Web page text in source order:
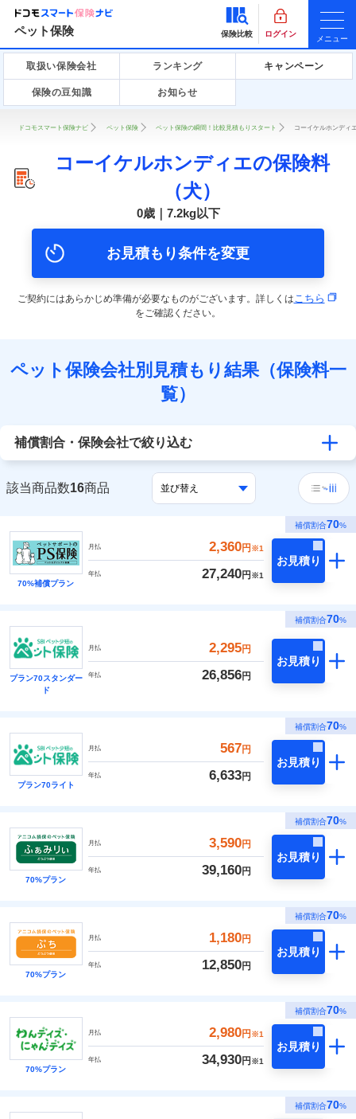
ペット保険 保険比較 ログイン
メニュー
取扱い保険会社 ランキング キャンペーン
保険の豆知識 お知らせ
ドコモスマート保険ナビ ペット保険 ペット保険の瞬間！比較見積もりスタート コーイケルホンディ
コーイケルホンディエの保険料
（犬）
0歳｜7.2kg以下
お見積もり条件を変更
ご契約にはあらかじめ準備が必要なものがございます。詳しくはこちら
をご確認ください。
ペット保険会社別見積もり結果（保険料一
覧）
補償割合・保険会社で絞り込む
該当商品数16商品
補償割合70%
70%補償プラン
月払 2,360円 ※1
年払 27,240円 ※1
お見積り
補償割合70%
プラン70スタンダー
ド
月払 2,295円
年払 26,856円
お見積り
補償割合70%
プラン70ライト
月払 567円
年払 6,633円
お見積り
補償割合70%
70%プラン
月払 3,590円
年払 39,160円
お見積り
補償割合70%
70%プラン
月払 1,180円
年払 12,850円
お見積り
補償割合70%
70%プラン
月払 2,980円 ※1
年払 34,930円 ※1
お見積り
補償割合70%